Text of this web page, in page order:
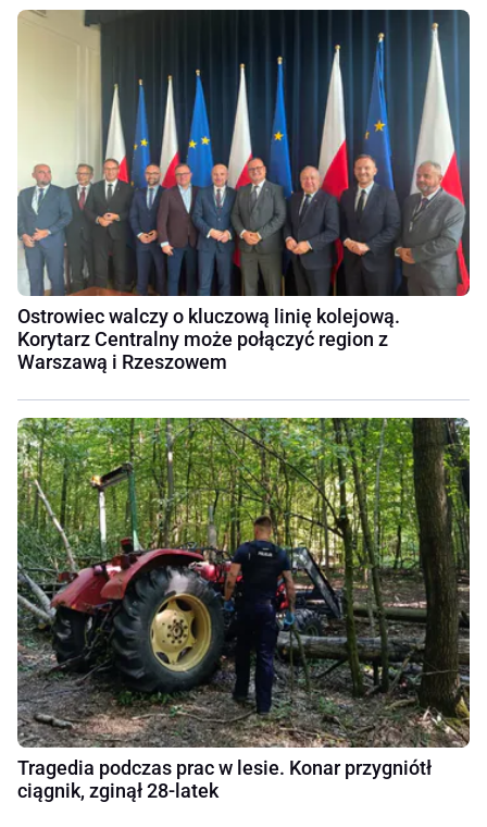
Ostrowiec walczy o kluczową linię kolejową.
Korytarz Centralny może połączyć region z
Warszawą i Rzeszowem
Tragedia podczas prac w lesie. Konar przygniótł
ciągnik, zginął 28-latek